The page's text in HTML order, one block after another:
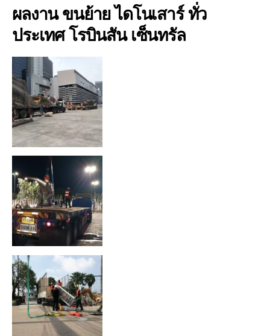
ผลงาน ขนย้าย ไดโนเสาร์ ทั่ว
ประเทศ โรบินสัน เซ็นทรัล